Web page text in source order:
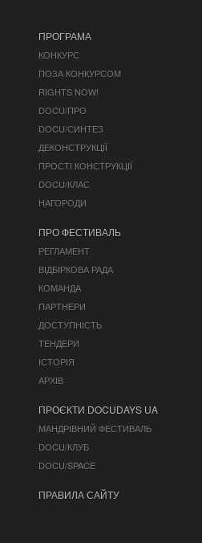
ПРОГРАМА
КОНКУРС
ПОЗА КОНКУРСОМ
RIGHTS NOW!
DOCU/ПРО
DOCU/СИНТЕЗ
ДЕКОНСТРУКЦІЇ
ПРОСТІ КОНСТРУКЦІЇ
DOCU/КЛАС
НАГОРОДИ
ПРО ФЕСТИВАЛЬ
РЕГЛАМЕНТ
ВІДБІРКОВА РАДА
КОМАНДА
ПАРТНЕРИ
ДОСТУПНІСТЬ
ТЕНДЕРИ
ІСТОРІЯ
АРХІВ
ПРОЄКТИ DOCUDAYS UA
МАНДРІВНИЙ ФЕСТИВАЛЬ
DOCU/КЛУБ
DOCU/SPACE
ПРАВИЛА САЙТУ